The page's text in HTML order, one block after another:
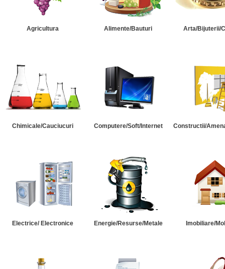
Agricultura Alimente/Bauturi Arta/Bijuterii/
Chimicale/Cauciucuri Computere/Soft/Internet Constructii/
Electrice/ Electronice Energie/Resurse/Metale Imobiliare/